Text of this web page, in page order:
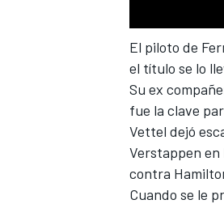
WRC
El piloto de
el título se lo
Su ex
fue la clave
Vettel dejó
Verstappen
contra
Cuando se le